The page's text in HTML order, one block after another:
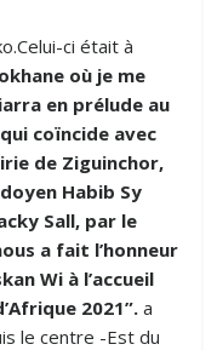
ci était à
où je me
en prélude au
coïncide avec
de Ziguinchor,
Habib Sy
Sall, par le
a fait l’honneur
Wi à l’accueil
2021”.a
le centre -Est du